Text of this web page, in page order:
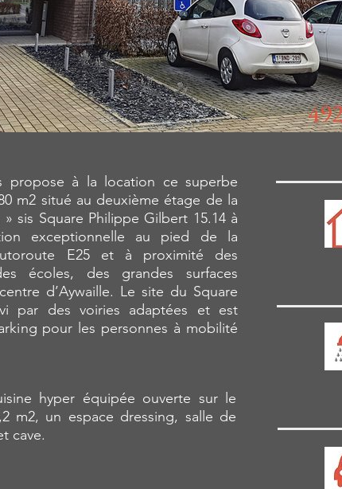
propose à la location ce superbe
m2 situé au deuxième étage de la
sis Square Philippe Gilbert 15.14 à
exceptionnelle au pied de la
E25 et à proximité des
écoles, des grandes surfaces
d’Aywaille. Le site du Square
par des voiries adaptées et est
pour les personnes à mobilité
hyper équipée ouverte sur le
m2, un espace dressing, salle de
cave.